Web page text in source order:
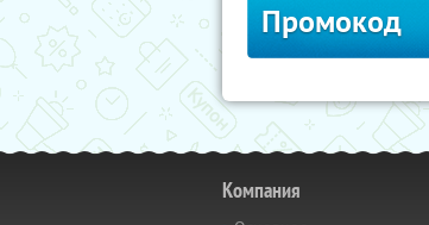
Промокод
Компания